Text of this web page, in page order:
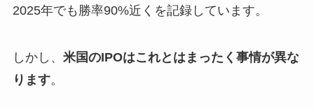
2025年でも勝率90%近くを記録しています。
しかし、 米国のIPOはこれとはまったく事情が異な
ります。